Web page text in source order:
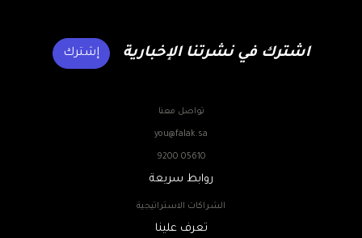
اشترك في نشرتنا الإخبارية إشترك
تواصل معنا
you@falak.sa
9200 05610
روابط سريعة
الشراكات الاستراتيجية
تعرف علينا